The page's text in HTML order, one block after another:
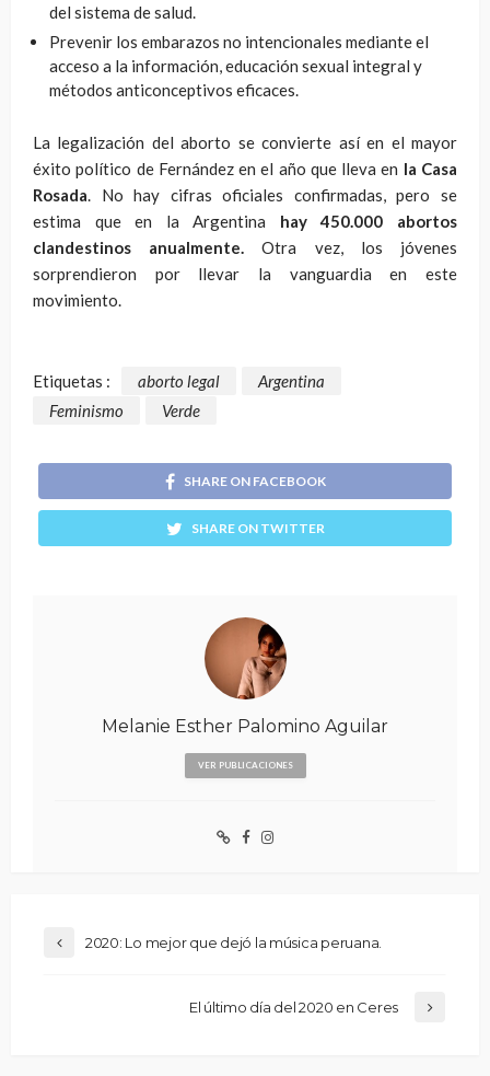
del sistema de salud.
Prevenir los embarazos no intencionales mediante el
acceso a la información, educación sexual integral y
métodos anticonceptivos eficaces.
La legalización del aborto se convierte así en el mayor
éxito político de Fernández en el año que lleva en la Casa
Rosada. No hay cifras oficiales confirmadas, pero se
estima que en la Argentina hay 450.000 abortos
clandestinos anualmente.Otra vez, los jóvenes
sorprendieron por llevar la vanguardia en este
movimiento.
Etiquetas : aborto legal
Argentina
Feminismo
Verde
SHARE ON FACEBOOK
SHARE ON TWITTER
Melanie Esther Palomino Aguilar
VER PUBLICACIONES
2020: Lo mejor que dejó la música peruana.
El último día del 2020 en Ceres